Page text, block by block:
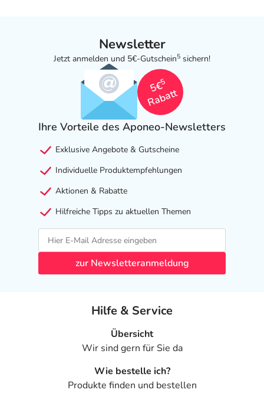
Newsletter
Jetzt anmelden und 5€-Gutschein5 sichern!
5€
5
Rabatt
Ihre Vorteile des Aponeo-Newsletters
Exklusive Angebote & Gutscheine
Individuelle Produktempfehlungen
Aktionen & Rabatte
Hilfreiche Tipps zu aktuellen Themen
zur Newsletteranmeldung
Hilfe & Service
Übersicht
Wir sind gern für Sie da
Wie bestelle ich?
Produkte finden und bestellen